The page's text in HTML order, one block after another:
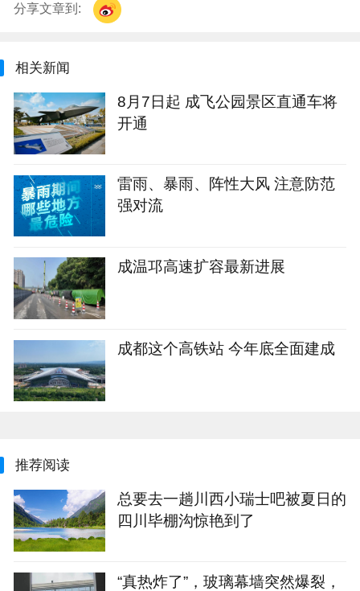
分享文章到:
相关新闻
8月7日起 成飞公园景区直通车将
开通
雷雨、暴雨、阵性大风 注意防范
强对流
成温邛高速扩容最新进展
成都这个高铁站 今年底全面建成
推荐阅读
‌总要去一趟川西小瑞士吧被夏日的
四川毕棚沟惊艳到了
“真热炸了”，玻璃幕墙突然爆裂，